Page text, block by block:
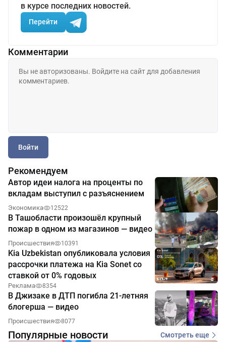
в курсе последних новостей.
Перейти
Комментарии
Войти
Рекомендуем
Автор идеи налога на проценты по
вкладам выступил с разъяснением
Экономика 12522
В Ташобласти произошёл крупный
пожар в одном из магазинов — видео
Происшествия 10391
Kia Uzbekistan опубликовала условия
рассрочки платежа на Kia Sonet со
ставкой от 0% годовых
Реклама 8354
В Джизаке в ДТП погибла 21-летняя
блогерша — видео
Происшествия 8077
Популярные новости Смотреть еще